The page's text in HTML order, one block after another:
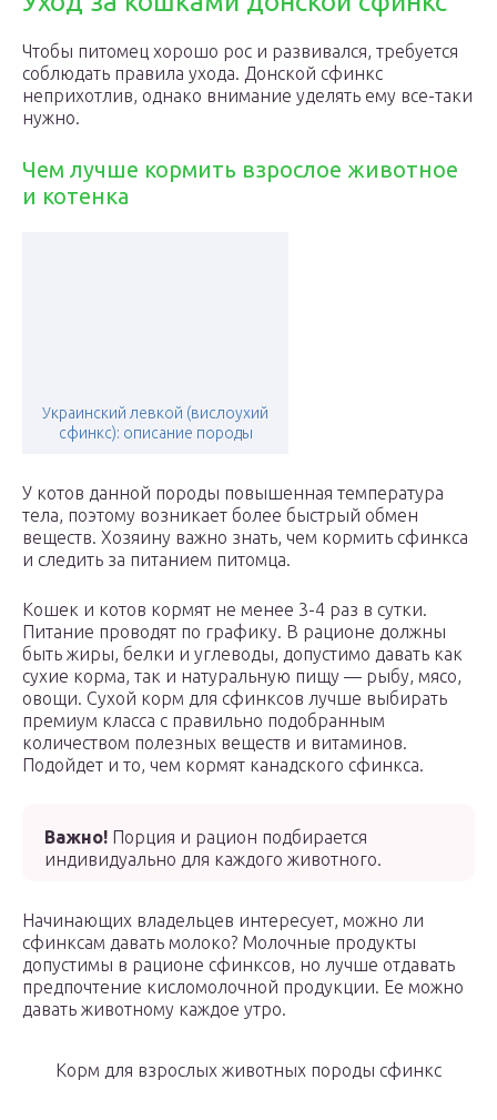
Чтобы питомец хорошо рос и развивался, требуется
соблюдать правила ухода. Донской сфинкс
неприхотлив, однако внимание уделять ему все-таки
нужно.
Чем лучше кормить взрослое животное
и котенка
Украинский левкой (вислоухий
сфинкс): описание породы
У котов данной породы повышенная температура
тела, поэтому возникает более быстрый обмен
веществ. Хозяину важно знать, чем кормить сфинкса
и следить за питанием питомца.
Кошек и котов кормят не менее 3-4 раз в сутки.
Питание проводят по графику. В рационе должны
быть жиры, белки и углеводы, допустимо давать как
сухие корма, так и натуральную пищу — рыбу, мясо,
овощи. Сухой корм для сфинксов лучше выбирать
премиум класса с правильно подобранным
количеством полезных веществ и витаминов.
Подойдет и то, чем кормят канадского сфинкса.
Важно! Порция и рацион подбирается
индивидуально для каждого животного.
Начинающих владельцев интересует, можно ли
сфинксам давать молоко? Молочные продукты
допустимы в рационе сфинксов, но лучше отдавать
предпочтение кисломолочной продукции. Ее можно
давать животному каждое утро.
Корм для взрослых животных породы сфинкс